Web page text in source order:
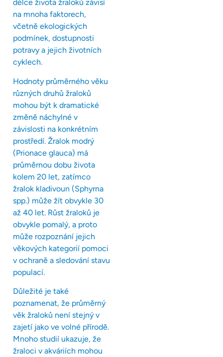
délce života žraloků závisí
na mnoha faktorech,
včetně ekologických
podmínek, dostupnosti
potravy a jejich životních
cyklech.
Hodnoty průměrného věku
různých druhů žraloků
mohou být k dramatické
změně náchylné v
závislosti na konkrétním
prostředí. Žralok modrý
(Prionace glauca) má
průměrnou dobu života
kolem 20 let, zatímco
žralok kladivoun (Sphyrna
spp.) může žít obvykle 30
až 40 let. Růst žraloků je
obvykle pomalý, a proto
může rozpoznání jejich
věkových kategorií pomoci
v ochraně a sledování stavu
populací.
Důležité je také
poznamenat, že průměrný
věk žraloků není stejný v
zajetí jako ve volné přírodě.
Mnoho studií ukazuje, že
žraloci v akváriích mohou